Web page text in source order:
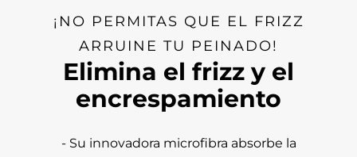
¡NO PERMITAS QUE EL FRIZZ
ARRUINE TU PEINADO!
Elimina el frizz y el
encrespamiento
- Su innovadora microfibra absorbe la